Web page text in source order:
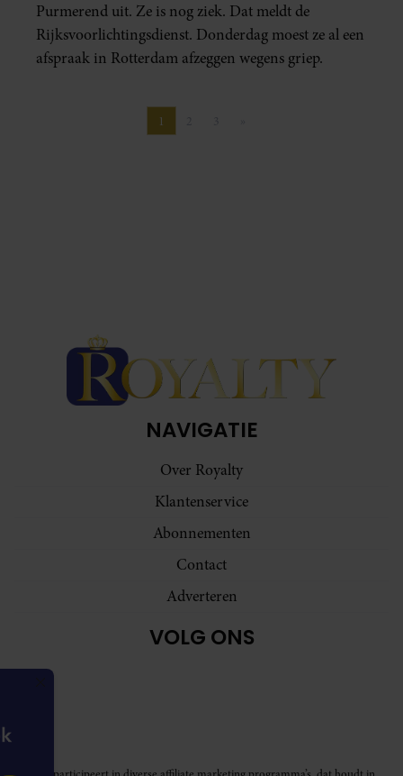
Purmerend uit. Ze is nog ziek. Dat meldt de
Rijksvoorlichtingsdienst. Donderdag moest ze al een
afspraak in Rotterdam afzeggen wegens griep.
Pagina
1
NAVIGATIE
Over Royalty
Klantenservice
Abonnementen
Contact
Adverteren
VOLG ONS